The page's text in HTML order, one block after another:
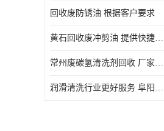
回收废防锈油 根据客户要求
黄石回收废冲剪油 提供快捷上门处理
常州废碳氢清洗剂回收 厂家价格
润滑清洗行业更好服务 阜阳回收废防锈油